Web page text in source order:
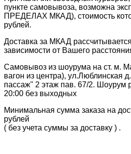
пункте самовывоза, возможна
ПРЕДЕЛАХ МКАД), стоимость
рублей.
Доставка за МКАД
зависимости от Вашего
Самовывоз из шоурума на ст. м.
вагон из центра), ул.Люблинская
пассаж" 2 этаж пав. 67/2. Шоурум
20:00 без выходных
Минимальная сумма заказа на
рублей
( без учета суммы за доставку ) .